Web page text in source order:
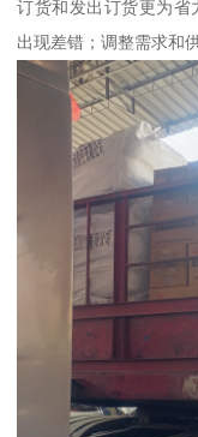
订货和发出订货更为省
出现差错；调整需求和